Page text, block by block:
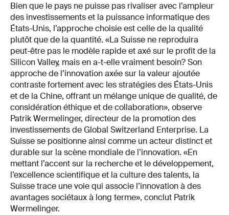
Bien que le pays ne puisse pas rivaliser avec l’ampleur
des investissements et la puissance informatique des
États-Unis, l’approche choisie est celle de la qualité
plutôt que de la quantité. «La Suisse ne reproduira
peut-être pas le modèle rapide et axé sur le profit de la
Silicon Valley, mais en a-t-elle vraiment besoin? Son
approche de l’innovation axée sur la valeur ajoutée
contraste fortement avec les stratégies des États-Unis
et de la Chine, offrant un mélange unique de qualité, de
considération éthique et de collaboration», observe
Patrik Wermelinger, directeur de la promotion des
investissements de Global Switzerland Enterprise. La
Suisse se positionne ainsi comme un acteur distinct et
durable sur la scène mondiale de l’innovation. «En
mettant l’accent sur la recherche et le développement,
l’excellence scientifique et la culture des talents, la
Suisse trace une voie qui associe l’innovation à des
avantages sociétaux à long terme», conclut Patrik
Wermelinger.